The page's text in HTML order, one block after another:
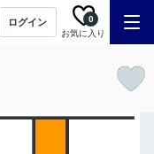
ログイン
お気に入り
0